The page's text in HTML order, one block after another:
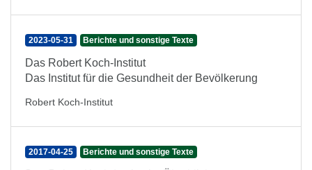
2023-05-31 Berichte und sonstige Texte
Das Robert Koch-Institut
Das Institut für die Gesundheit der Bevölkerung
Robert Koch-Institut
2017-04-25 Berichte und sonstige Texte